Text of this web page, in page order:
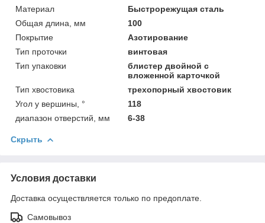
Материал
Быстрорежущая сталь
Общая длина, мм
100
Покрытие
Азотирование
Тип проточки
винтовая
Тип упаковки
блистер двойной с
вложенной карточкой
Тип хвостовика
трехопорный хвостовик
Угол у вершины, °
118
диапазон отверстий, мм
6-38
Скрыть
Условия доставки
Доставка осуществляется только по предоплате.
Самовывоз